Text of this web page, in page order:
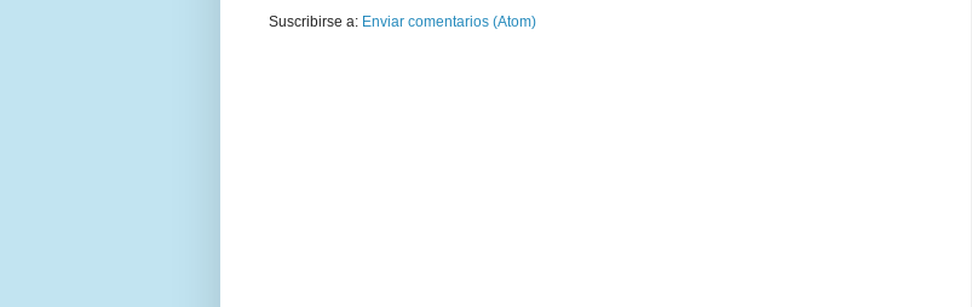
Suscribirse a: Enviar comentarios (Atom)